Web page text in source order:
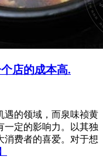
店的成本高.
的领域，而泉味祯黄
一定的影响力。以其独
消费者的喜爱。对于想